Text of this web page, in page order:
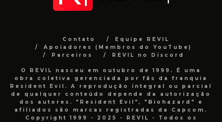
Contato
Equipe REVIL
Apoiadores (Membros do YouTube)
Parceiros
REVIL no Discord
O REVIL nasceu em outubro de 1999. É uma
obra coletiva gerenciada por fãs da franquia
Resident Evil. A reprodução integral ou parcial
de qualquer conteúdo depende da autorização
dos autores. "Resident Evil", "Biohazard" e
afiliados são marcas registradas da Capcom.
Copyright 1999 - 2025 - REVIL - Todos os